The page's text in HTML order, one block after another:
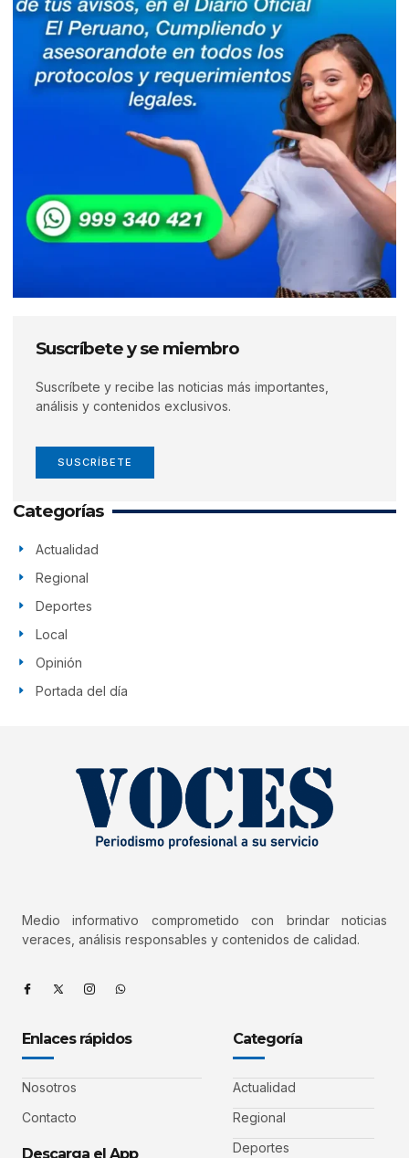
Suscríbete y se miembro
Suscríbete y recibe las noticias más importantes,
análisis y contenidos exclusivos.
SUSCRÍBETE
Categorías
Actualidad
Regional
Deportes
Local
Opinión
Portada del día
Medio informativo comprometido con brindar noticias
veraces, análisis responsables y contenidos de calidad.
Enlaces rápidos
Nosotros
Contacto
Descarga el App
Categoría
Actualidad
Regional
Deportes